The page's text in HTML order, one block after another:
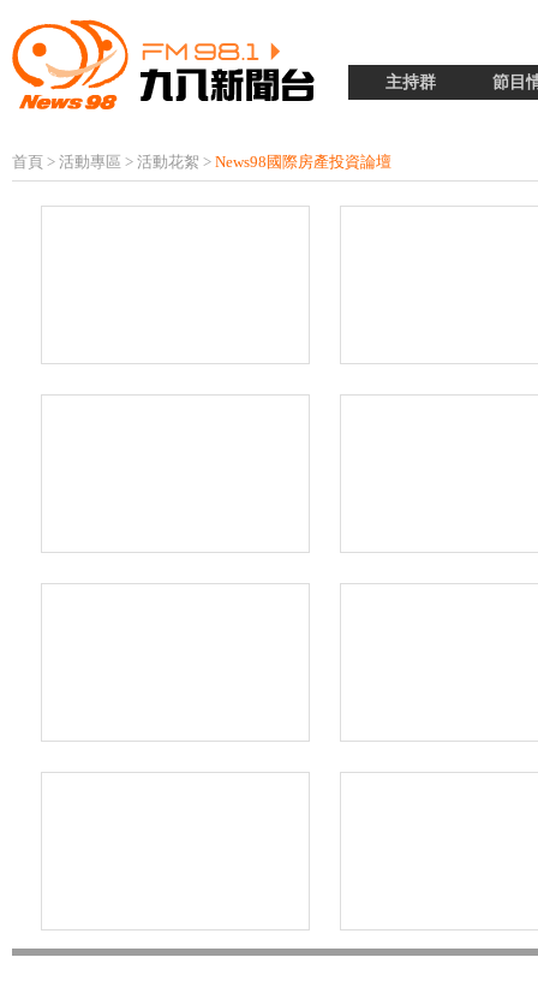
主持群 節目
首頁 > 活動專區 > 活動花絮 > News98國際房產投資論壇